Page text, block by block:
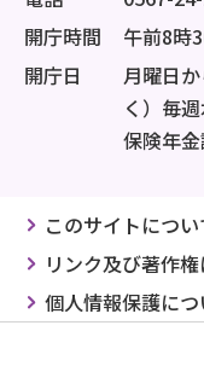
開庁時間
午前8時
開庁日
月曜日
く）毎
保険年金
このサイトについ
リンク及び著作
個人情報保護につ